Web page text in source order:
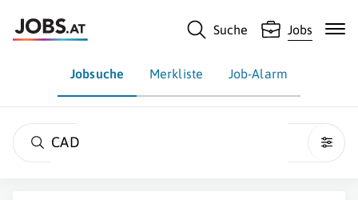
Suche Jobs
Jobsuche Merkliste Job-Alarm
CAD